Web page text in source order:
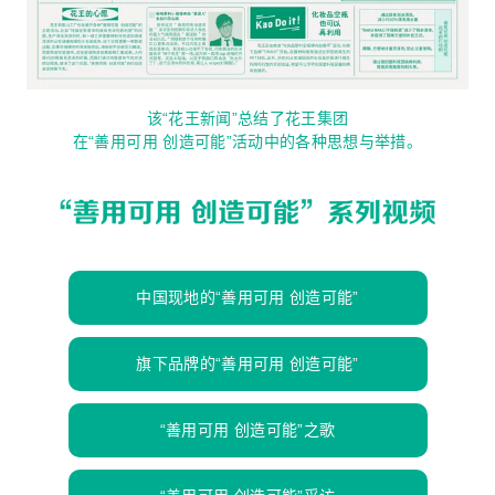
该“花王新闻”总结了花王集团
在“善用可用 创造可能”活动中的各种思想与举措。
中国现地的“善用可用 创造可能”
旗下品牌的“善用可用 创造可能”
“善用可用 创造可能”之歌